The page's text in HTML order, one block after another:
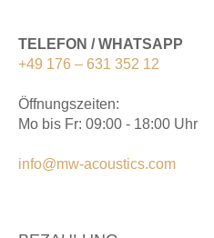
TELEFON / WHATSAPP
+49 176 – 631 352 12
Öffnungszeiten:
Mo bis Fr: 09:00 - 18:00 Uhr
info@mw-acoustics.com